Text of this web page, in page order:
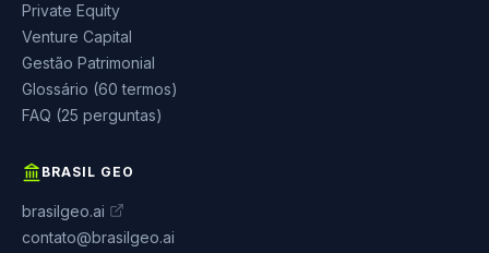
Private Equity
Venture Capital
Gestão Patrimonial
Glossário (60 termos)
FAQ (25 perguntas)
BRASIL GEO
brasilgeo.ai
contato@brasilgeo.ai